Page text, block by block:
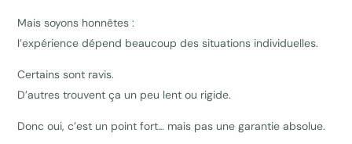
Mais soyons honnêtes :
l’expérience dépend beaucoup des situations individuelles.
Certains sont ravis.
D’autres trouvent ça un peu lent ou rigide.
Donc oui, c’est un point fort… mais pas une garantie absolue.